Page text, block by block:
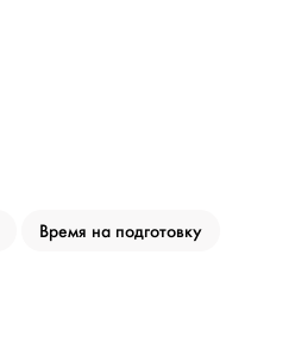
Время на подготовку